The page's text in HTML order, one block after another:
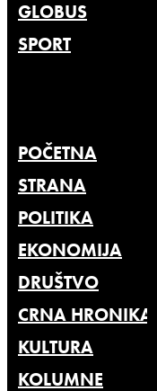
GLOBUS
SPORT
POČETNA
STRANA
POLITIKA
EKONOMIJA
DRUŠTVO
CRNA HRONIKA
KULTURA
KOLUMNE